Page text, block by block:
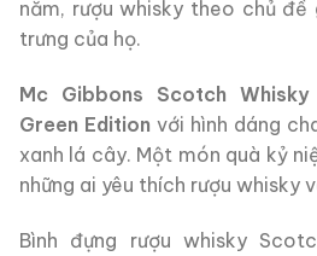
năm, rượu whisky theo chủ
trưng của họ.
Mc Gibbons Scotch
Green Edition với hình dáng
xanh lá cây. Một món quà kỷ
những ai yêu thích rượu whisky
Bình đựng rượu whisky